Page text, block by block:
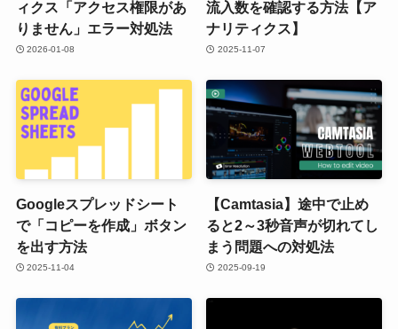
ィクス「アクセス権限があ
りません」エラー対処法
2026-01-08
流入数を確認する方法【ア
ナリティクス】
2025-11-07
Googleスプレッドシート
で「コピーを作成」ボタン
を出す方法
2025-11-04
【Camtasia】途中で止め
ると2～3秒音声が切れてし
まう問題への対処法
2025-09-19